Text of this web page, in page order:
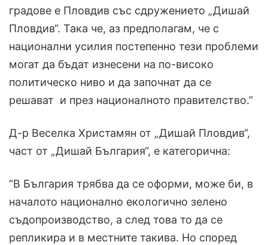
градове е Пловдив със сдружението „Дишай
Пловдив“. Така че, аз предполагам, че с
национални усилия постепенно тези проблеми
могат да бъдат изнесени на по-високо
политическо ниво и да започнат да се
решават и през националното правителство.”
Д-р Веселка Христамян от „Дишай Пловдив“,
част от „Дишай България“, е категорична:
“В България трябва да се оформи, може би, в
началото национално екологично зелено
съдопроизводство, а след това то да се
репликира и в местните такива. Но според